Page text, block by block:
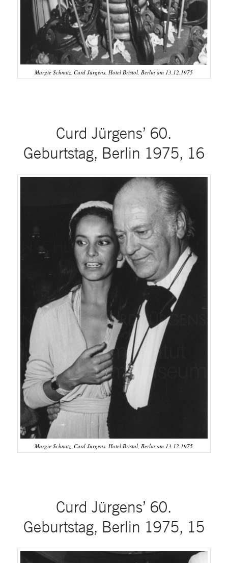
Margie Schmitz, Curd Jürgens. Hotel Bristol, Berlin am 13.12.1975
Curd Jürgens’ 60.
Geburtstag, Berlin 1975, 16
Margie Schmitz, Curd Jürgens. Hotel Bristol, Berlin am 13.12.1975
Curd Jürgens’ 60.
Geburtstag, Berlin 1975, 15